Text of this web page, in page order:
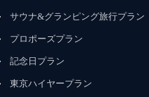
サウナ&グランピング旅行プラン
プロポーズプラン
記念日プラン
東京ハイヤープラン